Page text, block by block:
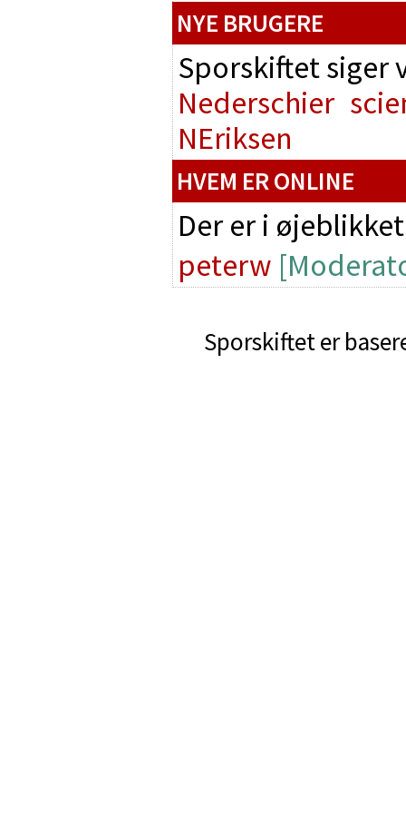
NYE BRUGERE
Sporskiftet
Nederschier
NEriksen
HVEM ER ONLINE
Der er i
peterw
Sporskiftet er